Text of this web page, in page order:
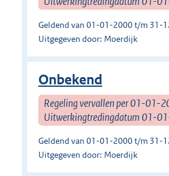
Geldend van 01-01-2000 t/m 31-
Uitgegeven door: Moerdijk
Onbekend
Regeling vervallen per 01-01-
Uitwerkingtredingdatum 01-
Geldend van 01-01-2000 t/m 31-
Uitgegeven door: Moerdijk